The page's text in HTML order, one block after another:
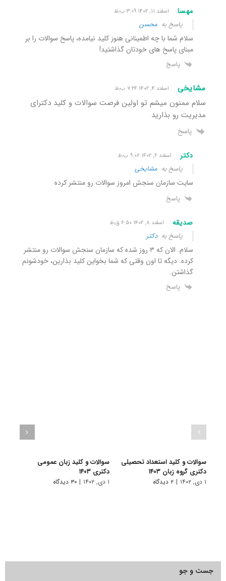
مهسا اسفند ۱۱, ۱۴۰۲ ۳:۰۹ ب٫ظ
پاسخ به محسن
سلام شما با چه اطمینانی هنوز کلید نیامده، پاسخ سوالات را بر
مبنای پاسخ های خودتان گذاشتید!
پاسخ
مشایخی اسفند ۴, ۱۴۰۲ ۷:۲۴ ب٫ظ
سلام ممنون میشم تو اولین فرصت سوالات و کلید دکترای
مدیریت رو بذارید
پاسخ
دکتر اسفند ۶, ۱۴۰۲ ۹:۰۶ ب٫ظ
پاسخ به مشایخی
سایت سازمان سنجش امروز سوالات رو منتشر کرده
پاسخ
صدیقه اسفند ۸, ۱۴۰۲ ۶:۵۰ ق٫ظ
پاسخ بهدکتر
سلام. الان که ۳ روز شده که سازمان سنجش سوالات رو منتشر
کرده. دیگه تا اون وقتی که شما بخواین کلید بذارین، خودشونم
گذاشتن.
پاسخ
سوالات و کلید استعداد تحصیلی
دکتری گروه زبان ۱۴۰۳
۱ دی, ۱۴۰۲ | ۲ دیدگاه
سوالات و کلید زبان عمومی
دکتری ۱۴۰۳
۱ دی, ۱۴۰۲ | ۳۰ دیدگاه
جست و جو